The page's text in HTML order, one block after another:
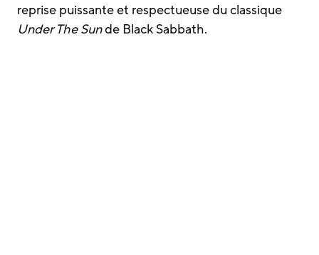
reprise puissante et respectueuse du classique
Under The Sunde Black Sabbath.